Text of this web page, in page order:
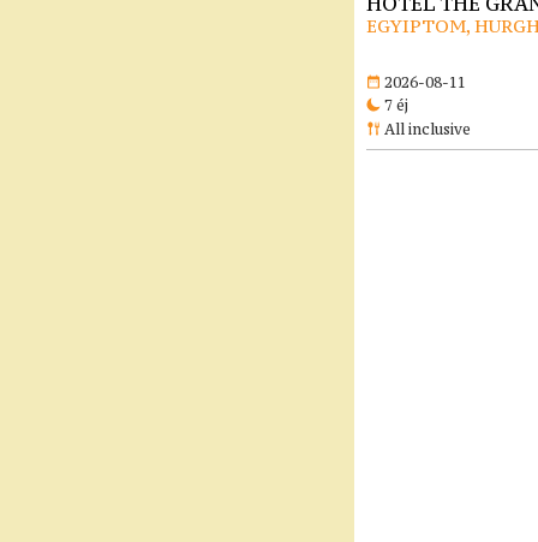
EGYIPTOM,
2026-08-11
7 éj
All inclusive